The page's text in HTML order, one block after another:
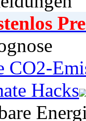
CO2-
Hacks